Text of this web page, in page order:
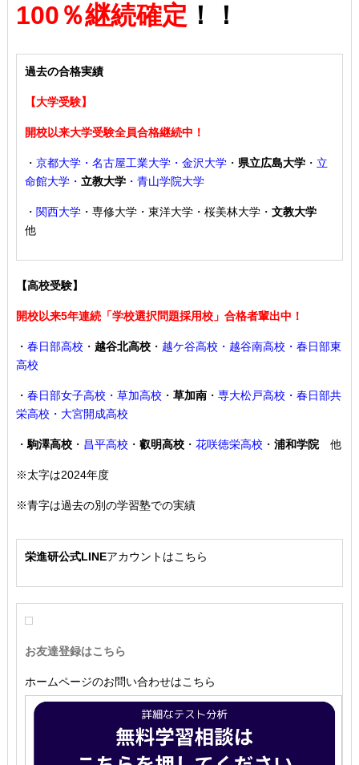
100％継続確定 ！！
過去の合格実績
【大学受験】
開校以来大学受験全員合格継続中！
・ 京都大学・名古屋工業大学・金沢大学・ 県立広島大学・ 立
命館大学・ 立教大学・青山学院大学
・ 関西大学・専修大学・東洋大学・桜美林大学・ 文教大学
他
【高校受験】
開校以来5年連続「学校選択問題採用校」合格者輩出中！
・ 春日部高校 ・ 越谷北高校・ 越ケ谷高校・越谷南高校・春日部東
高校
・ 春日部女子高校・草加高校 ・ 草加南・ 専大松戸高校 ・春日部共
栄高校・大宮開成高校
・ 駒澤高校・ 昌平高校 ・ 叡明高校・ 花咲徳栄高校 ・ 浦和学院他
※太字は2024年度
※青字は過去の別の学習塾での実績
栄進研公式LINEアカウントはこちら
お友達登録はこちら
ホームページのお問い合わせはこちら